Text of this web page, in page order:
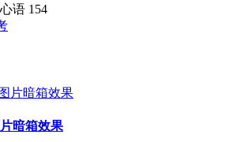
语 154
暗箱效果